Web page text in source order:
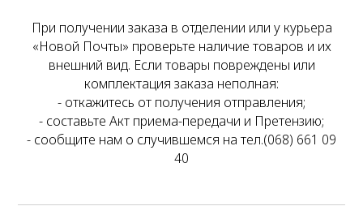
При получении заказа в отделении или у курьера
«Новой Почты» проверьте наличие товаров и их
внешний вид. Если товары повреждены или
комплектация заказа неполная:
- откажитесь от получения отправления;
- составьте Акт приема-передачи и Претензию;
- сообщите нам о случившемся на тел.(068) 661 09
40